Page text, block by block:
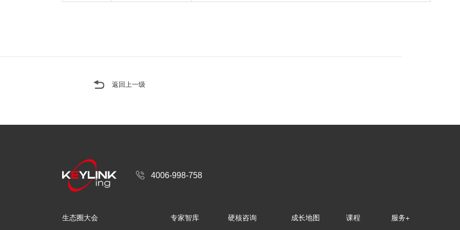
返回上一级
4006-998-758
生态圈大会 专家智库 硬核咨询 成长地图 课程 服务+